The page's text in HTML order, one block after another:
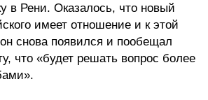
в Рени. Оказалось, что новый
имеет отношение и к этой
снова появился и пообещал
что «будет решать вопрос более